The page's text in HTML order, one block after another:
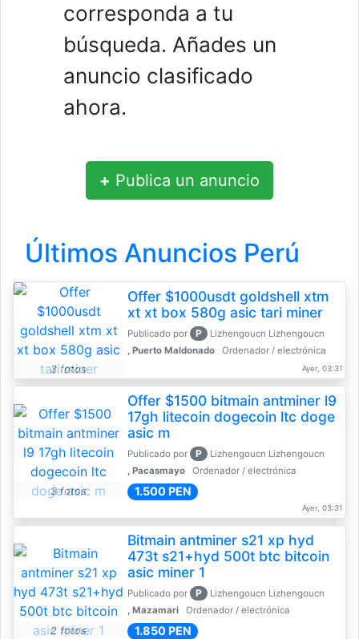
corresponda a tu
búsqueda. Añades un
anuncio clasificado
ahora.
+ Publica un anuncio
Últimos Anuncios Perú
3 fotos
Offer $1000usdt goldshell xtm
xt xt box 580g asic tari miner
Publicado por P
Lizhengoucn Lizhengoucn
, Puerto Maldonado
Ordenador / electrónica
Ayer, 03:31
3 fotos
Offer $1500 bitmain antminer l9
17gh litecoin dogecoin ltc doge
asic m
Publicado por P
Lizhengoucn Lizhengoucn
, Pacasmayo
Ordenador / electrónica
1.500 PEN
Ayer, 03:31
2 fotos
Bitmain antminer s21 xp hyd
473t s21+hyd 500t btc bitcoin
asic miner 1
Publicado por P
Lizhengoucn Lizhengoucn
, Mazamari
Ordenador / electrónica
1.850 PEN